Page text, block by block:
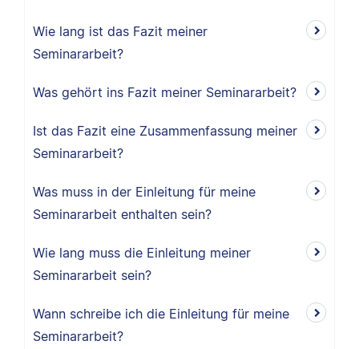
Wie lang ist das Fazit meiner
Seminararbeit?
Was gehört ins Fazit meiner Seminararbeit?
Ist das Fazit eine Zusammenfassung meiner
Seminararbeit?
Was muss in der Einleitung für meine
Seminararbeit enthalten sein?
Wie lang muss die Einleitung meiner
Seminararbeit sein?
Wann schreibe ich die Einleitung für meine
Seminararbeit?